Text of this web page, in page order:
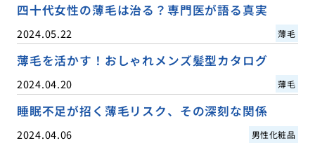
四十代女性の薄毛は治る？専門医が語る真実
2024.05.22 薄毛
薄毛を活かす！おしゃれメンズ髪型カタログ
2024.04.20 薄毛
睡眠不足が招く薄毛リスク、その深刻な関係
2024.04.06 男性化粧品